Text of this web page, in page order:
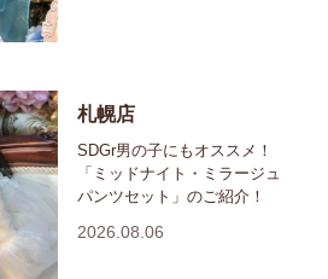
札幌店
SDGr男の子にもオススメ！
「ミッドナイト・ミラージュ
パンツセット」のご紹介！
2026.08.06